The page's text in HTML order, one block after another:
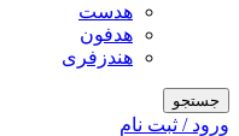
هدست
هدفون
هندزفری
جستجو
ورود / ثبت نام